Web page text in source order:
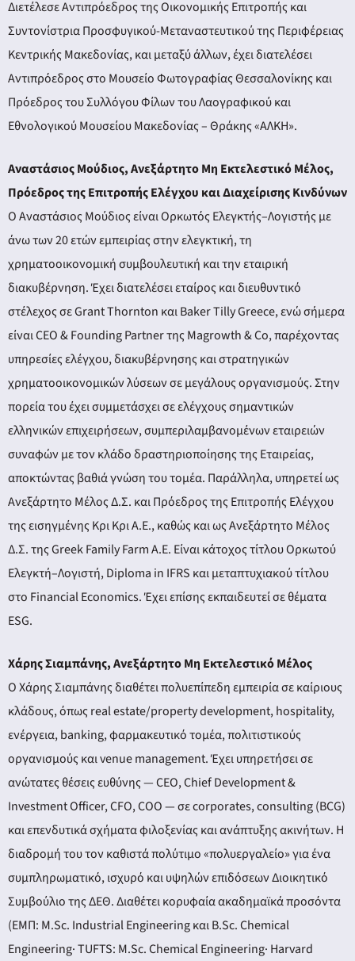
Διετέλεσε Αντιπρόεδρος της Οικονομικής Επιτροπής και
Συντονίστρια Προσφυγικού-Μεταναστευτικού της Περιφέρειας
Κεντρικής Μακεδονίας, και μεταξύ άλλων, έχει διατελέσει
Αντιπρόεδρος στο Μουσείο Φωτογραφίας Θεσσαλονίκης και
Πρόεδρος του Συλλόγου Φίλων του Λαογραφικού και
Εθνολογικού Μουσείου Μακεδονίας – Θράκης «ΑΛΚΗ».
Αναστάσιος Μούδιος, Ανεξάρτητο Μη Εκτελεστικό Μέλος,
Πρόεδρος της Επιτροπής Ελέγχου και Διαχείρισης Κινδύνων
Ο Αναστάσιος Μούδιος είναι Ορκωτός Ελεγκτής–Λογιστής με
άνω των 20 ετών εμπειρίας στην ελεγκτική, τη
χρηματοοικονομική συμβουλευτική και την εταιρική
διακυβέρνηση. Έχει διατελέσει εταίρος και διευθυντικό
στέλεχος σε Grant Thornton και Baker Tilly Greece, ενώ σήμερα
είναι CEO & Founding Partner της Magrowth & Co, παρέχοντας
υπηρεσίες ελέγχου, διακυβέρνησης και στρατηγικών
χρηματοοικονομικών λύσεων σε μεγάλους οργανισμούς. Στην
πορεία του έχει συμμετάσχει σε ελέγχους σημαντικών
ελληνικών επιχειρήσεων, συμπεριλαμβανομένων εταιρειών
συναφών με τον κλάδο δραστηριοποίησης της Εταιρείας,
αποκτώντας βαθιά γνώση του τομέα. Παράλληλα, υπηρετεί ως
Ανεξάρτητο Μέλος Δ.Σ. και Πρόεδρος της Επιτροπής Ελέγχου
της εισηγμένης Κρι Κρι Α.Ε., καθώς και ως Ανεξάρτητο Μέλος
Δ.Σ. της Greek Family Farm Α.Ε. Είναι κάτοχος τίτλου Ορκωτού
Ελεγκτή–Λογιστή, Diploma in IFRS και μεταπτυχιακού τίτλου
στο Financial Economics. Έχει επίσης εκπαιδευτεί σε θέματα
ESG.
Χάρης Σιαμπάνης, Ανεξάρτητο Μη Εκτελεστικό Μέλος
Ο Χάρης Σιαμπάνης διαθέτει πολυεπίπεδη εμπειρία σε καίριους
κλάδους, όπως real estate/property development, hospitality,
ενέργεια, banking, φαρμακευτικό τομέα, πολιτιστικούς
οργανισμούς και venue management. Έχει υπηρετήσει σε
ανώτατες θέσεις ευθύνης — CEO, Chief Development &
Investment Officer, CFO, COO — σε corporates, consulting (BCG)
και επενδυτικά σχήματα φιλοξενίας και ανάπτυξης ακινήτων. Η
διαδρομή του τον καθιστά πολύτιμο «πολυεργαλείο» για ένα
συμπληρωματικό, ισχυρό και υψηλών επιδόσεων Διοικητικό
Συμβούλιο της ΔΕΘ. Διαθέτει κορυφαία ακαδημαϊκά προσόντα
(ΕΜΠ: M.Sc. Industrial Engineering και B.Sc. Chemical
Engineering· TUFTS: M.Sc. Chemical Engineering· Harvard